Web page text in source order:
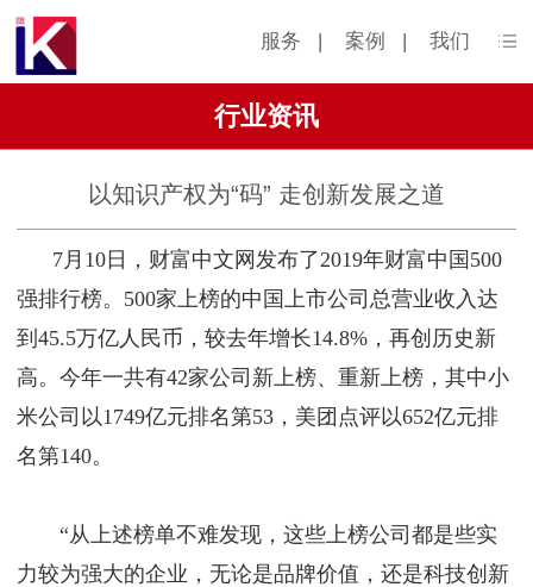
服务 | 案例 | 我们
行业资讯
以知识产权为“码” 走创新发展之道
7月10日，财富中文网发布了2019年财富中国500
强排行榜。500家上榜的中国上市公司总营业收入达
到45.5万亿人民币，较去年增长14.8%，再创历史新
高。今年一共有42家公司新上榜、重新上榜，其中小
米公司以1749亿元排名第53，美团点评以652亿元排
名第140。
“从上述榜单不难发现，这些上榜公司都是些实
力较为强大的企业，无论是品牌价值，还是科技创新